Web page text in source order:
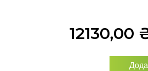
12130,00